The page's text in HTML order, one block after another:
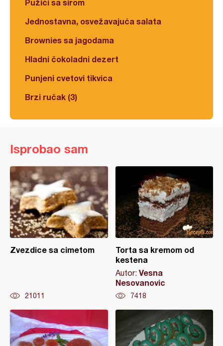
Pužići sa sirom
Jednostavna, osvežavajuća salata
Brownies sa jagodama
Hladni čokoladni dezert
Punjeni cvetovi tikvica
Brzi ručak (3)
Isprobao sam
Zvezdice sa cimetom
21011
Torta sa kremom od
kestena
Autor: Vesna
Nesovanovic
7418